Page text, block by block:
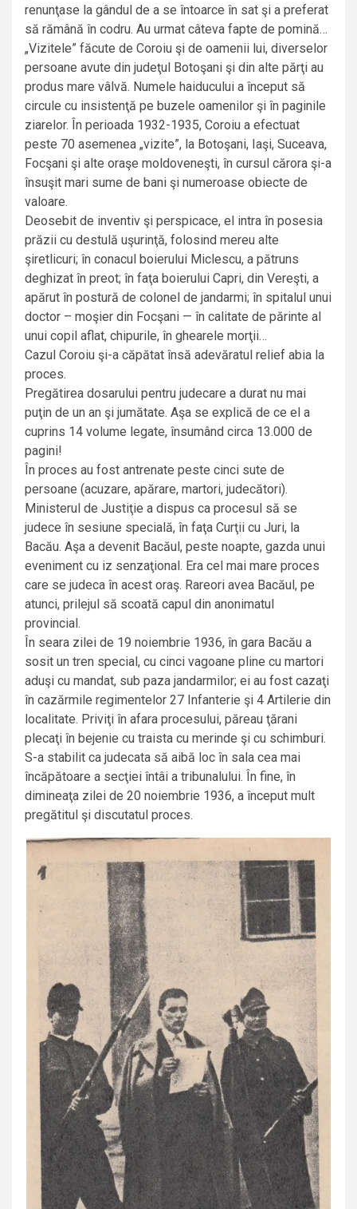
renunţase la gândul de a se întoarce în sat şi a preferat
să rămână în codru. Au urmat câteva fapte de pomină…
„Vizitele” făcute de Coroiu şi de oamenii lui, diverselor
persoane avute din judeţul Botoşani şi din alte părţi au
produs mare vâlvă. Numele haiducului a început să
circule cu insistenţă pe buzele oamenilor şi în paginile
ziarelor. În perioada 1932-1935, Coroiu a efectuat
peste 70 asemenea „vizite”, la Botoşani, Iaşi, Suceava,
Focşani şi alte oraşe moldoveneşti, în cursul cărora şi-a
însuşit mari sume de bani şi numeroase obiecte de
valoare.
Deosebit de inventiv şi perspicace, el intra în posesia
prăzii cu destulă uşurinţă, folosind mereu alte
şiretlicuri; în conacul boierului Miclescu, a pătruns
deghizat în preot; în faţa boierului Capri, din Vereşti, a
apărut în postură de colonel de jandarmi; în spitalul unui
doctor – moşier din Focşani — în calitate de părinte al
unui copil aflat, chipurile, în ghearele morţii…
Cazul Coroiu şi-a căpătat însă adevăratul relief abia la
proces.
Pregătirea dosarului pentru judecare a durat nu mai
puţin de un an şi jumătate. Aşa se explică de ce el a
cuprins 14 volume legate, însumând circa 13.000 de
pagini!
În proces au fost antrenate peste cinci sute de
persoane (acuzare, apărare, martori, judecători).
Ministerul de Justiţie a dispus ca procesul să se
judece în sesiune specială, în faţa Curţii cu Juri, la
Bacău. Aşa a devenit Bacăul, peste noapte, gazda unui
eveniment cu iz senzaţional. Era cel mai mare proces
care se judeca în acest oraş. Rareori avea Bacăul, pe
atunci, prilejul să scoată capul din anonimatul
provincial.
În seara zilei de 19 noiembrie 1936, în gara Bacău a
sosit un tren special, cu cinci vagoane pline cu martori
aduşi cu mandat, sub paza jandarmilor; ei au fost cazaţi
în cazărmile regimentelor 27 Infanterie şi 4 Artilerie din
localitate. Priviţi în afara procesului, păreau ţărani
plecaţi în bejenie cu traista cu merinde şi cu schimburi.
S-a stabilit ca judecata să aibă loc în sala cea mai
încăpătoare a secţiei întâi a tribunalului. În fine, în
dimineaţa zilei de 20 noiembrie 1936, a început mult
pregătitul şi discutatul proces.